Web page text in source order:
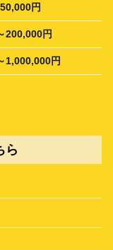
円
200,000円
1,000,000円
ら